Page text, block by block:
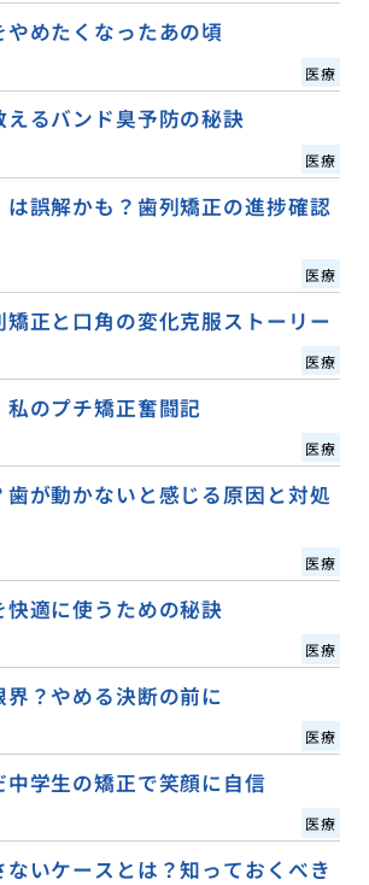
めたくなったあの頃
医療
るバンド臭予防の秘訣
医療
は誤解かも？歯列矯正の進捗確認
医療
正と口角の変化克服ストーリー
医療
のプチ矯正奮闘記
医療
が動かないと感じる原因と対処
医療
適に使うための秘訣
医療
？やめる決断の前に
医療
中学生の矯正で笑顔に自信
医療
いケースとは？知っておくべき